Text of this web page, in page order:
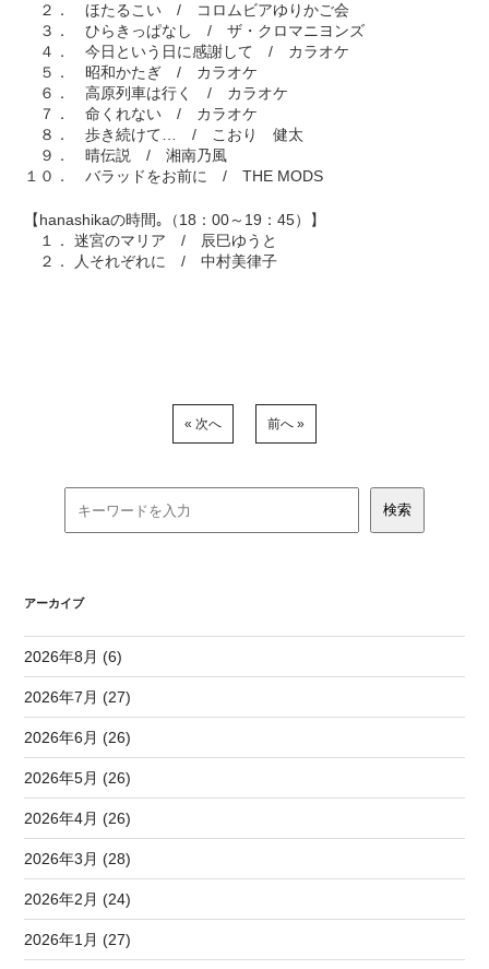
２． ほたるこい / コロムビアゆりかご会
３． ひらきっぱなし / ザ・クロマニヨンズ
４． 今日という日に感謝して / カラオケ
５． 昭和かたぎ / カラオケ
６． 高原列車は行く / カラオケ
７． 命くれない / カラオケ
８． 歩き続けて… / こおり 健太
９． 晴伝説 / 湘南乃風
１０． バラッドをお前に / THE MODS
【hanashikaの時間｡（18：00～19：45）】
１． 迷宮のマリア / 辰巳ゆうと
２． 人それぞれに / 中村美律子
« 次へ 前へ »
アーカイブ
2026年8月 (6)
2026年7月 (27)
2026年6月 (26)
2026年5月 (26)
2026年4月 (26)
2026年3月 (28)
2026年2月 (24)
2026年1月 (27)